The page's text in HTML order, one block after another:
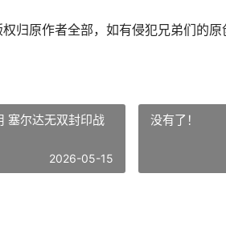
归原作者全部，如有侵犯兄弟们的
塞尔达无双封印战
2026-05-15
没有了！